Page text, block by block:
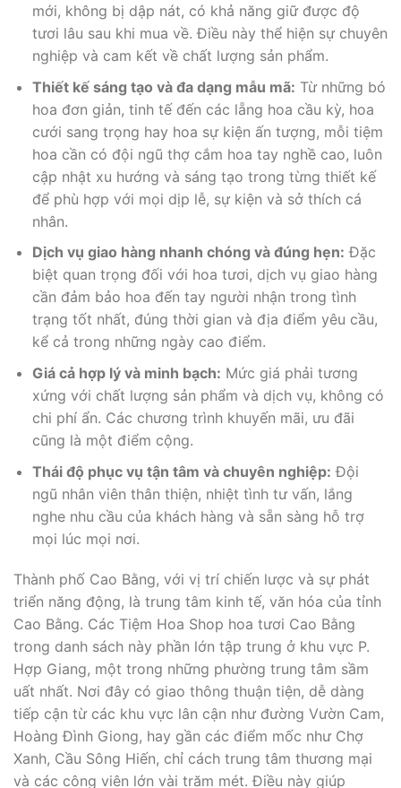
mới, không bị dập nát, có khả năng giữ được độ
tươi lâu sau khi mua về. Điều này thể hiện sự chuyên
nghiệp và cam kết về chất lượng sản phẩm.
Thiết kế sáng tạo và đa dạng mẫu mã: Từ những bó
hoa đơn giản, tinh tế đến các lẵng hoa cầu kỳ, hoa
cưới sang trọng hay hoa sự kiện ấn tượng, mỗi tiệm
hoa cần có đội ngũ thợ cắm hoa tay nghề cao, luôn
cập nhật xu hướng và sáng tạo trong từng thiết kế
để phù hợp với mọi dịp lễ, sự kiện và sở thích cá
nhân.
Dịch vụ giao hàng nhanh chóng và đúng hẹn: Đặc
biệt quan trọng đối với hoa tươi, dịch vụ giao hàng
cần đảm bảo hoa đến tay người nhận trong tình
trạng tốt nhất, đúng thời gian và địa điểm yêu cầu,
kể cả trong những ngày cao điểm.
Giá cả hợp lý và minh bạch: Mức giá phải tương
xứng với chất lượng sản phẩm và dịch vụ, không có
chi phí ẩn. Các chương trình khuyến mãi, ưu đãi
cũng là một điểm cộng.
Thái độ phục vụ tận tâm và chuyên nghiệp: Đội
ngũ nhân viên thân thiện, nhiệt tình tư vấn, lắng
nghe nhu cầu của khách hàng và sẵn sàng hỗ trợ
mọi lúc mọi nơi.
Thành phố Cao Bằng, với vị trí chiến lược và sự phát
triển năng động, là trung tâm kinh tế, văn hóa của tỉnh
Cao Bằng. Các Tiệm Hoa Shop hoa tươi Cao Bằng
trong danh sách này phần lớn tập trung ở khu vực P.
Hợp Giang, một trong những phường trung tâm sầm
uất nhất. Nơi đây có giao thông thuận tiện, dễ dàng
tiếp cận từ các khu vực lân cận như đường Vườn Cam,
Hoàng Đình Giong, hay gần các điểm mốc như Chợ
Xanh, Cầu Sông Hiến, chỉ cách trung tâm thương mại
và các công viên lớn vài trăm mét. Điều này giúp